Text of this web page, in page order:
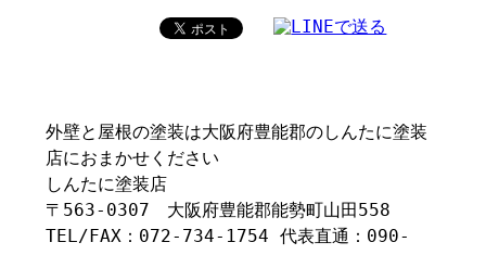
外壁と屋根の塗装は大阪府豊能郡のしんたに塗装
店におまかせください
しんたに塗装店
〒563-0307 大阪府豊能郡能勢町山田558
TEL/FAX：072-734-1754 代表直通：090-